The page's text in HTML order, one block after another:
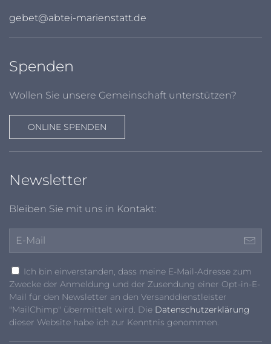
gebet@abtei-marienstatt.de
Spenden
Wollen Sie unsere Gemeinschaft unterstützen?
ONLINE SPENDEN
Newsletter
Bleiben Sie mit uns in Kontakt:
Ich bin einverstanden, dass meine E-Mail-Adresse zum
Zwecke der Anmeldung und der Zusendung einer Opt-in-E-
Mail für den Newsletter an den Versanddienstleister
"MailChimp" übermittelt wird. Die Datenschutzerklärung
dieser Website habe ich zur Kenntnis genommen.